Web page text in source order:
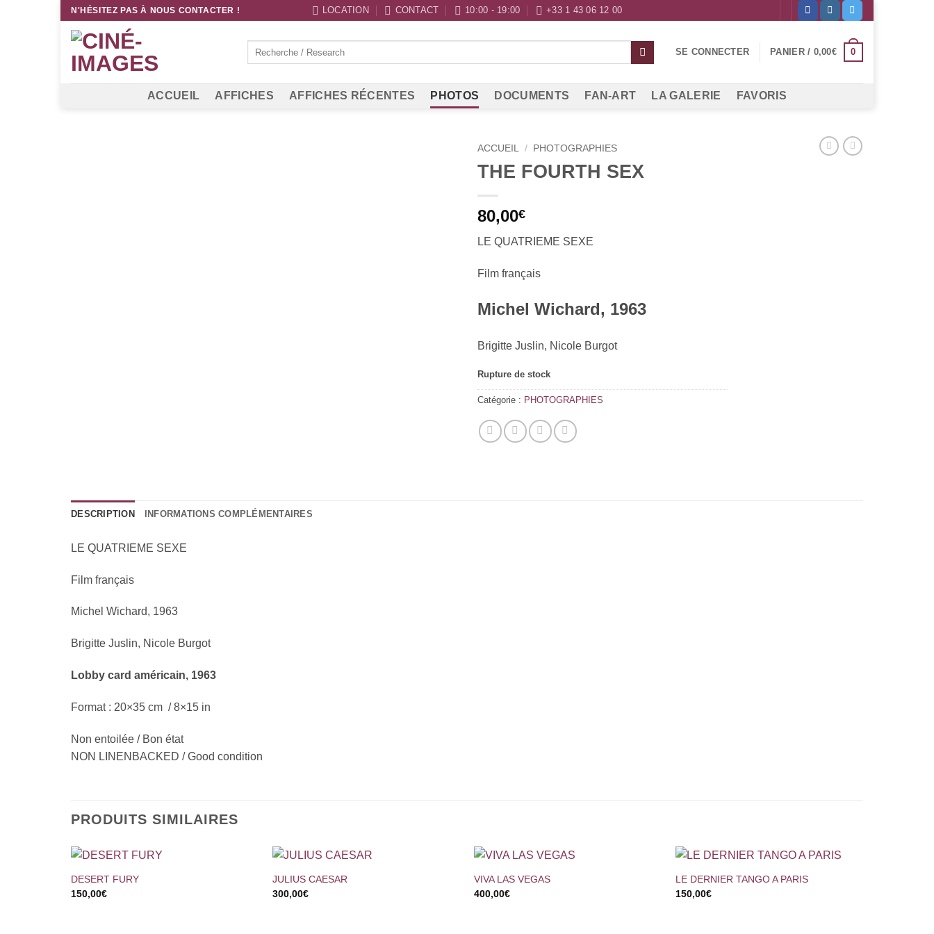
Passer
contenu
N'HÉSITEZ PAS À NOUS CONTACTER ! LOCATION CONTACT 10:00 - 19:00 +33 1 43 06 12 00
SE CONNECTER PANIER / 0,00€ 0
ACCUEIL AFFICHES AFFICHES RÉCENTES PHOTOS DOCUMENTS FAN-ART LA GALERIE FAVORIS
ACCUEIL / PHOTOGRAPHIES
THE FOURTH SEX
80,00€
LE QUATRIEME SEXE
Film français
Michel Wichard, 1963
Brigitte Juslin, Nicole Burgot
Rupture de stock
Catégorie : PHOTOGRAPHIES
DESCRIPTION INFORMATIONS COMPLÉMENTAIRES
LE QUATRIEME SEXE
Film français
Michel Wichard, 1963
Brigitte Juslin, Nicole Burgot
Lobby card américain, 1963
Format : 20×35 cm / 8×15 in
Non entoilée / Bon état
NON LINENBACKED / Good condition
PRODUITS SIMILAIRES
+
DESERT FURY
150,00€
+
JULIUS CAESAR
300,00€
+
VIVA LAS VEGAS
400,00€
+
LE DERNIER TANGO A PARIS
150,00€